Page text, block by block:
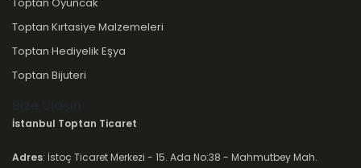
Toptan Kırtasiye Malzemeleri
Toptan Hediyelik Eşya
Toptan Bijuteri
İstanbul Toptan Ticaret
Adres: İstoç Ticaret Merkezi - 15. Ada No:38 - Mahmutbey Mah.